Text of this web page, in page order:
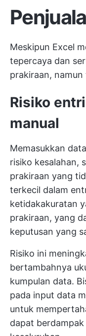
Meskipun Excel
tepercaya dan
prakiraan,
Risiko
manual
Memasukkan
risiko kesalahan,
prakiraan yang
terkecil dalam
ketidakakuratan
prakiraan, yang
keputusan yang
Risiko ini
bertambahnya
kumpulan data.
pada input data
untuk
dapat